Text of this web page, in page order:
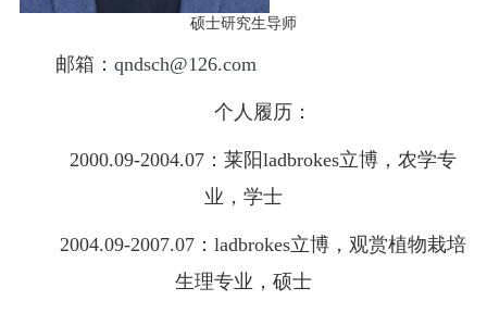
硕士研究生导师
邮箱： qndsch@126.com
个人履历：
2000.09-2004.07：莱阳ladbrokes立博，农学专
业，学士
2004.09-2007.07：ladbrokes立博，观赏植物栽培
生理专业，硕士